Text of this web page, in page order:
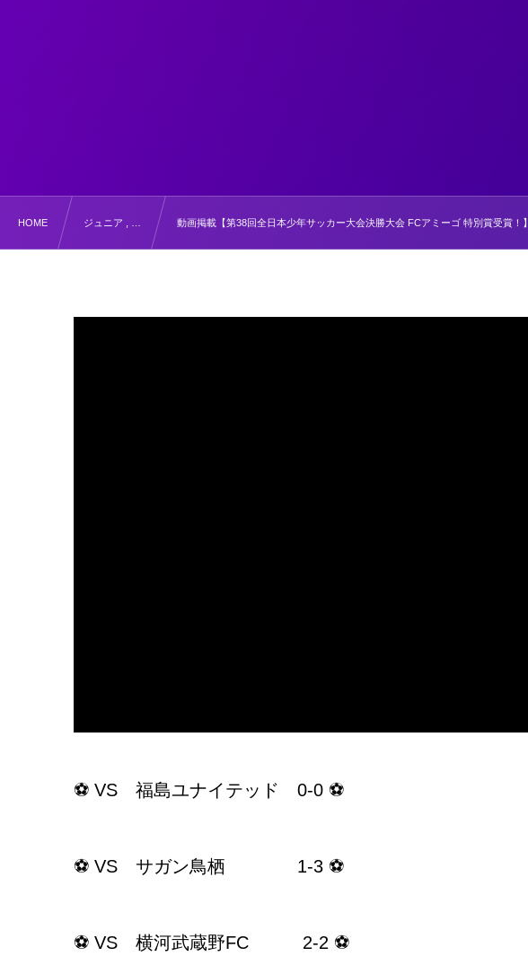
HOME ジュニア , … 動画掲載【第38回全日本少年サッカー大会決勝大会 FCアミーゴ 特別賞受賞！】
⚽ VS 福島ユナイテッド 0-0 ⚽
⚽ VS サガン鳥栖 1-3 ⚽
⚽ VS 横河武蔵野FC 2-2 ⚽